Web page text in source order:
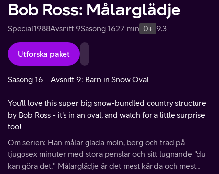
Bob Ross: Målarglädje
Special1988Avsnitt 9Säsong 1627 min 0+ 9.3
Utforska paket
Säsong 16 Avsnitt 9: Barn in Snow Oval
You'll love this super big snow-bundled country structure
by Bob Ross - it's in an oval, and watch for a little surprise
too!
Om serien: Han målar glada moln, berg och träd på
tjugosex minuter med stora penslar och sitt lugnande "du
kan göra det." Målarglädje är det mest kända och mest